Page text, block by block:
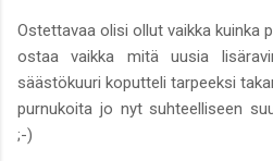
Ostettavaa olisi ollut vaikka kuinka
ostaa vaikka mitä uusia
säästökuuri koputteli tarpeeksi
purnukoita jo nyt suhteelliseen
;-)